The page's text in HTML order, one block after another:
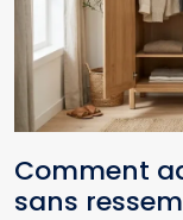
Comment
sans